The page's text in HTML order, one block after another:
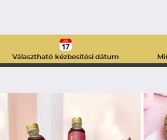
Választható kézbesítési dátum